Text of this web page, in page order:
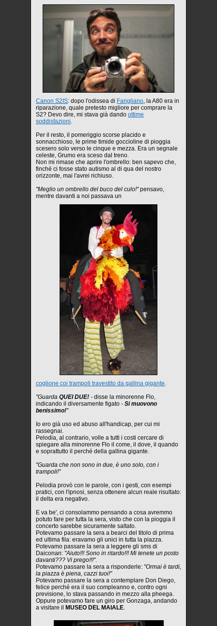
Canon S2IS: dopo l'odissea di Farigliano , la A80 era in
riparazione, quale pretesto migliore per comprare la
S2? Devo dire, mi stava già dando ottime
soddisfazioni
Per il resto, il pomeriggio scorse placido e
sonnacchioso, le prime timide goccioline di pioggia
scesero solo verso le cinque e mezza. Era un segnale
celeste, Grumo era sceso dal treno.
Non mi rimase che aprire l'ombrello: ben sapevo che,
finché ci fosse stato autismo al di qua del nostro
orizzonte, mai l'avrei richiuso.
"Meglio un ombrello del buco del culo!"pensavo,
mentre davanti a noi passava un
coglione coi trampoli travestito da gallina gigante
"Guarda QUEI DUE! - disse la minorenne Flo,
indicando il diversamente figato - Si muovono
benissimo!"
Io ero già uso ed abuso all'handicap, per cui mi
rassegnai.
Pelodia, al contrario, volle a tutti i costi cercare di
spiegare alla minorenne Flo il come, il dove, il quando
e soprattutto il perché della gallina gigante.
"Guarda che non sono in due, è uno solo, con i
trampoli!"
Pelodia provò con le parole, con i gesti, con esempi
pratici, con l'ipnosi, senza ottenere alcun reale risultato:
il delta era negativo.
E va be', ci consolammo pensando a cosa avremmo
potuto fare per tutta la sera, visto che con la pioggia il
concerto sarebbe sicuramente saltato.
Potevamo passare la sera a bearci del titolo di prima
ed ultima fila: eravamo gli unici in tutta la piazza.
Potevamo passare la sera a leggere gli sms di
Daiconan: "Aiuto!!! Sono in ritardo!!! Mi tenete un posto
davanti??? Vi prego!!!".
Potevamo passare la sera a risponderle: "Ormai è tardi,
la piazza è piena, cazzi tuoi!"
Potevamo passare la sera a contemplare Don Diego,
felice perché era il suo compleanno e, contro ogni
previsione, lo stava passando in mezzo alla pheega.
Oppure potevamo fare un giro per Gonzaga, andando
a visitare il MUSEO DEL MAIALE